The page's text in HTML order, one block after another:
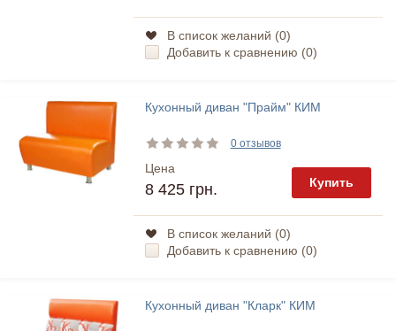
В список желаний (0)
Добавить к сравнению (0)
Кухонный диван "Прайм" КИМ
0 отзывов
Цена
8 425 грн. Купить
В список желаний (0)
Добавить к сравнению (0)
Кухонный диван "Кларк" КИМ